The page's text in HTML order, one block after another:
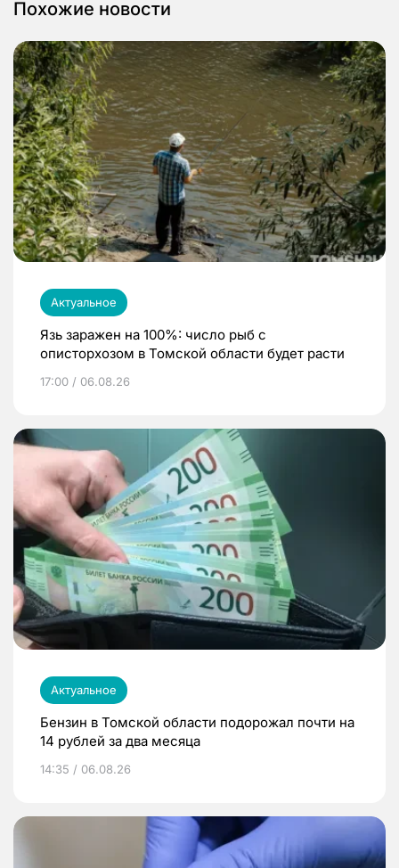
Похожие новости
Актуальное
Язь заражен на 100%: число рыб с
описторхозом в Томской области будет расти
17:00 / 06.08.26
Актуальное
Бензин в Томской области подорожал почти на
14 рублей за два месяца
14:35 / 06.08.26